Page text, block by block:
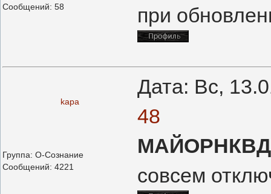
Сообщений: 58
при
kapa
Дата: Вс,
48
Группа: О-Сознание
Сообщений: 4221
МАЙОРНКВД
совсем